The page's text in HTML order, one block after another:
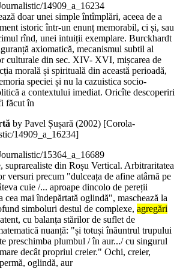
14909_a_16234
doar unei simple întîmplări, aceea de a
istoric într-un enunț memorabil, ci și, sau
rînd, unei intuiții exemplare. Burckhardt
axiomatică, mecanismul subtil al
culturale din sec. XIV- XVI, mișcarea de
morală și spirituală din această perioadă,
speciei și nu la cazuistica socio-
a contextului imediat. Oricîte descoperiri
făcut în
by Pavel Șușară (2002) [Corola-
14909_a_16234]
15364_a_16689
suprarealiste din Roșu Vertical. Arbitraritatea
versuri precum "dulceața de afine atârnă pe
cuie /... aproape dincolo de pereții
cea mai îndepărtată oglindă", maschează la
simboluri destul de complexe, agregări
cu balanța stărilor de suflet de
nuanță: "și totuși înăuntrul trupului
preschimba plumbul / în aur.../ cu singurul
decât propriul creier." Ochi, creier,
oglindă, aur